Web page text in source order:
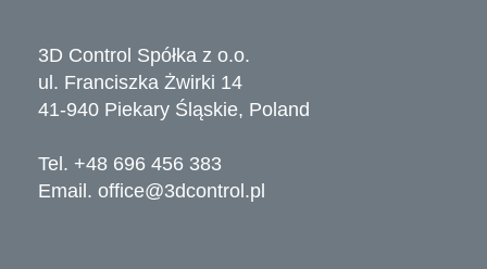
3D Control Spółka z o.o.
ul. Franciszka Żwirki 14
41-940 Piekary Śląskie, Poland
Tel. +48 696 456 383
Email. office@3dcontrol.pl